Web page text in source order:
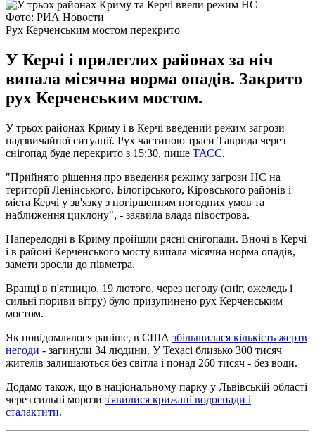
Фото: РИА Новости
Рух Керченським мостом перекрито
У Керчі і прилеглих районах за ніч
випала місячна норма опадів. Закрито
рух Керченським мостом.
У трьох районах Криму і в Керчі введений режим загрози
надзвичайної ситуації. Рух частиною траси Таврида через
снігопад буде перекрито з 15:30, пише ТАСС.
"Прийнято рішення про введення режиму загрози НС на
території Ленінського, Білогірського, Кіровського районів і
міста Керчі у зв'язку з погіршенням погодних умов та
наближення циклону", - заявила влада півострова.
Напередодні в Криму пройшли рясні снігопади. Вночі в Керчі
і в районі Керченського мосту випала місячна норма опадів,
замети зросли до півметра.
Вранці в п'ятницю, 19 лютого, через негоду (сніг, ожеледь і
сильні пориви вітру) було призупинено рух Керченським
мостом.
Як повідомлялося раніше, в США збільшилася кількість жертв
негоди - загинули 34 людини. У Техасі близько 300 тисяч
жителів залишаються без світла і понад 260 тисяч - без води.
Додамо також, що в національному парку у Львівській області
через сильні морози з'явилися крижані водоспади і
сталактити.